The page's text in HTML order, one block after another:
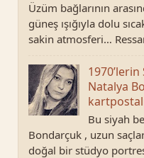
Üzüm bağlarının
güneş ışığıyla dolu
sakin atmosferi…
Natalya
Bu siyah
Bondarçuk , uzun
doğal bir stüdyo